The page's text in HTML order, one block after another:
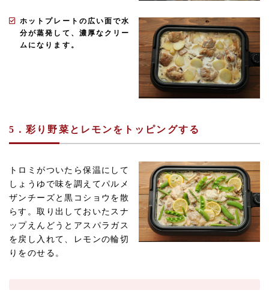
ホットプレートの広い面で水
分が蒸発して、濃厚なクリー
ムになります。
5．彩り野菜とレモンをトッピングする
トロミがついたら保温にして
しょうゆで味を調えてパルメ
ザンチーズと黒コショウを散
らす。取り出しておいたスナ
ップえんどうとアスパラガス
を戻し入れて、レモンの輪切
りをのせる。